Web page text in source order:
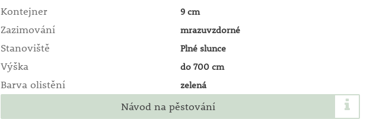
Kontejner 9 cm
Zazimování mrazuvzdorné
Stanoviště Plné slunce
Výška do 700 cm
Barva olistění zelená
Návod na pěstování